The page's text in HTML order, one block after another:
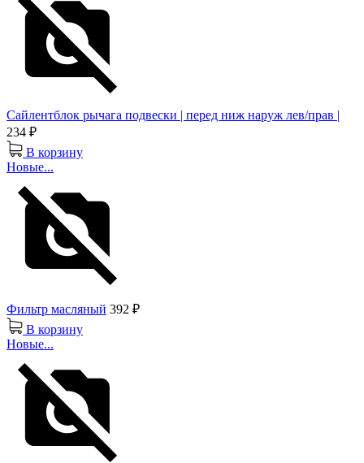
Сайлентблок рычага подвески | перед ниж наруж лев/прав |
234 ₽
В корзину
Новые...
Фильтр масляный 392 ₽
В корзину
Новые...